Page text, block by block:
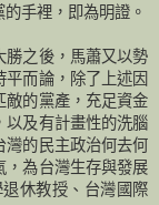
手裡，即為明證。
勝之後，馬蕭又以勢
而論，除了上述因
敵的黨產，充足資金
以及有計畫性的洗腦
灣的民主政治何去何
，為台灣生存與發展
休教授、台灣國際